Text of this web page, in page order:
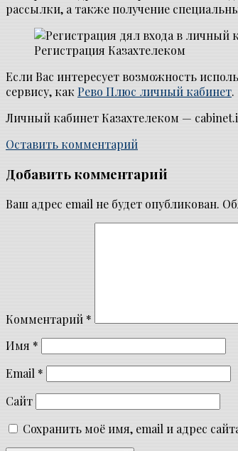
рассылки, а также получение
Регистрация Казахтелеком
Если Вас интересует возможность
сервису, какРево Плюс личный кабинет.
Личный кабинет Казахтелеком —
Оставить комментарий
Добавить комментарий
Ваш адрес email не будет опубликован.
Комментарий*
Имя*
Email *
Сайт
Сохранить моё имя, email и адрес